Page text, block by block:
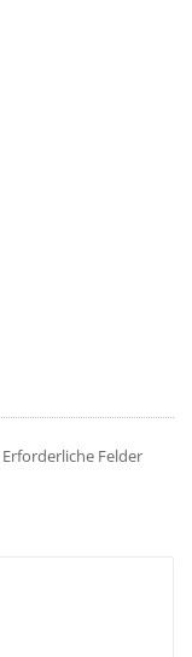
Erforderliche Felder